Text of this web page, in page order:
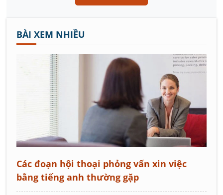
BÀI XEM NHIỀU
Các đoạn hội thoại phỏng vấn xin việc
bằng tiếng anh thường gặp